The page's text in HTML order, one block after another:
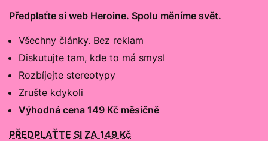
Předplaťte si web Heroine. Spolu měníme svět.
Všechny články. Bez reklam
Diskutujte tam, kde to má smysl
Rozbíjejte stereotypy
Zrušte kdykoli
Výhodná cena 149 Kč měsíčně
PŘEDPLAŤTE SI ZA 149 Kč